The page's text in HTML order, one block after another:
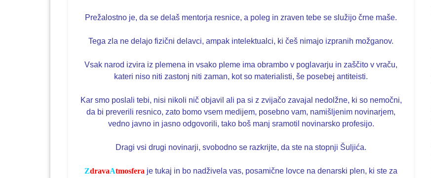
Prežalostno je, da se delaš mentorja resnice, a poleg in zraven tebe se služijo črne maše.
Tega zla ne delajo fizični delavci, ampak intelektualci, ki češ nimajo izpranih možganov.
Vsak narod izvira iz plemena in vsako pleme ima obrambo v poglavarju in zaščito v vraču,
kateri niso niti zastonj niti zaman, kot so materialisti, še posebej antiteisti.
Kar smo poslali tebi, nisi nikoli nič objavil ali pa si z zvijačo zavajal nedolžne, ki so nemočni,
da bi preverili resnico, zato bomo vsem medijem, posebno vam, namišljenim novinarjem,
vedno javno in jasno odgovorili, tako boš manj sramotil novinarsko profesijo.
Dragi vsi drugi novinarji, svobodno se razkrijte, da ste na stopnji Šuljića.
ZdravaAtmosfera je tukaj in bo nadživela vas, posamične lovce na denarski plen, ki ste za